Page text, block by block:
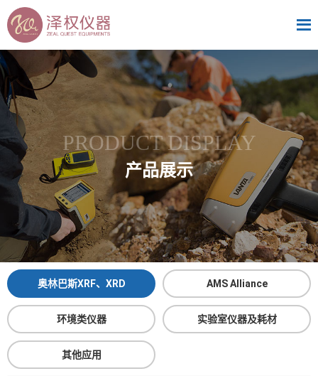
PRODUCT DISPLAY
产品展示
奥林巴斯XRF、XRD AMS Alliance
环境类仪器 实验室仪器及耗材
其他应用